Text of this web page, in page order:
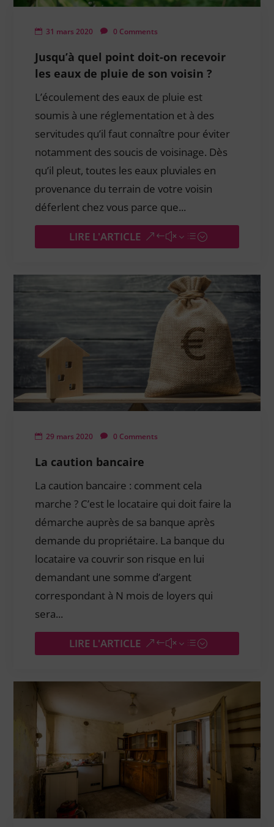
31 mars 2020 0 Comments
Jusqu’à quel point doit-on recevoir
les eaux de pluie de son voisin ?
L’écoulement des eaux de pluie est
soumis à une réglementation et à des
servitudes qu’il faut connaître pour éviter
notamment des soucis de voisinage. Dès
qu’il pleut, toutes les eaux pluviales en
provenance du terrain de votre voisin
déferlent chez vous parce que...
LIRE L'ARTICLE
29 mars 2020 0 Comments
La caution bancaire
La caution bancaire : comment cela
marche ? C’est le locataire qui doit faire la
démarche auprès de sa banque après
demande du propriétaire. La banque du
locataire va couvrir son risque en lui
demandant une somme d’argent
correspondant à N mois de loyers qui
sera...
LIRE L'ARTICLE